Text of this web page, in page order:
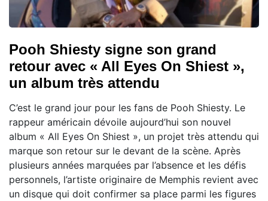
Pooh Shiesty signe son grand
retour avec « All Eyes On Shiest »,
un album très attendu
C’est le grand jour pour les fans de Pooh Shiesty. Le
rappeur américain dévoile aujourd’hui son nouvel
album « All Eyes On Shiest », un projet très attendu qui
marque son retour sur le devant de la scène. Après
plusieurs années marquées par l’absence et les défis
personnels, l’artiste originaire de Memphis revient avec
un disque qui doit confirmer sa place parmi les figures